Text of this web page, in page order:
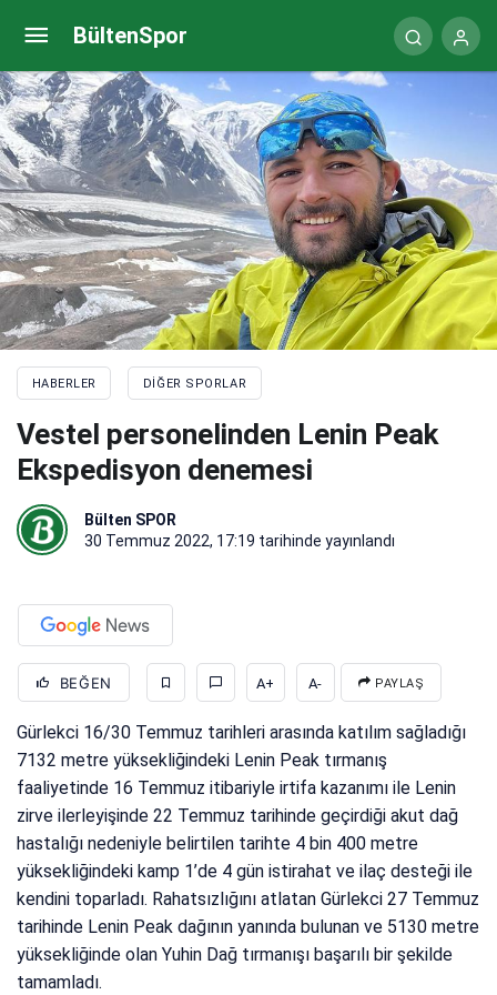
BültenSpor
HABERLER DIĞER SPORLAR
Vestel personelinden Lenin Peak
Ekspedisyon denemesi
Bülten SPOR
30 Temmuz 2022, 17:19 tarihinde yayınlandı
BEĞEN A+ A- PAYLAŞ
Gürlekci 16/30 Temmuz tarihleri arasında katılım sağladığı
7132 metre yüksekliğindeki Lenin Peak tırmanış
faaliyetinde 16 Temmuz itibariyle irtifa kazanımı ile Lenin
zirve ilerleyişinde 22 Temmuz tarihinde geçirdiği akut dağ
hastalığı nedeniyle belirtilen tarihte 4 bin 400 metre
yüksekliğindeki kamp 1’de 4 gün istirahat ve ilaç desteği ile
kendini toparladı. Rahatsızlığını atlatan Gürlekci 27 Temmuz
tarihinde Lenin Peak dağının yanında bulunan ve 5130 metre
yüksekliğinde olan Yuhin Dağ tırmanışı başarılı bir şekilde
tamamladı.
Ayça Fidanoğlu, Slovakya’da işini şansa bırakmadı